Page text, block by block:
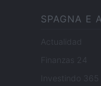
SPAGNA E
Actualidad
Finanzas 24
Investindo 365